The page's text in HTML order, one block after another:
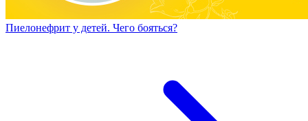
Пиелонефрит у детей. Чего бояться?